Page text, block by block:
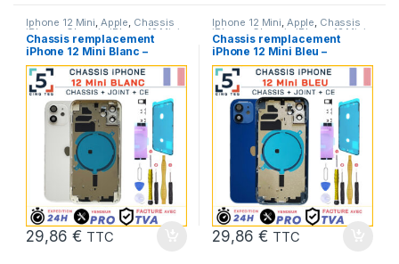
Iphone 12 Mini, Apple, Chassis
iPhone, Chassis iPhone 12 Mini
Pieces Portable
Chassis remplacement
iPhone 12 Mini Blanc –
Chassis NU +Joint +Kit
29,86€ TTC
Iphone 12 Mini, Apple, Chassis
iPhone, Chassis iPhone 12 Mini
Pieces Portable
Chassis remplacement
iPhone 12 Mini Bleu –
Chassis NU +Joint +Kit
29,86€ TTC